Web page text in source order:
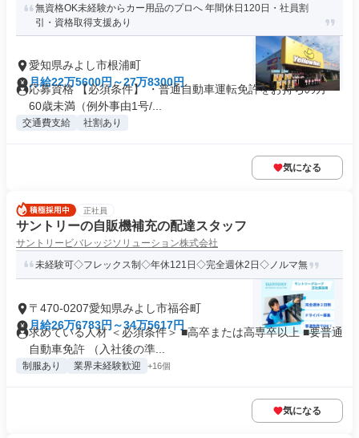
無資格OK未経験からカー用品のプロへ 年間休日120日・社員割
引・資格取得支援あり
愛知県みよし市根浦町
月給22万5600円～27万8300円
応募資格 【必須条件】 ・普通自動車運転免許をお持ちの方 ・
60歳未満（例外事由1号/...
交通費支給 社割あり
気になる
正社員
サントリーの自販機補充の配達スタッフ
サントリービバレッジソリューション株式会社
未経験可◇フレックス制◇年休121日◇完全週休2日◇ノルマ無
〒470-0207愛知県みよし市福谷町
月給26万6783円～34万5617円
求めている人材 ＜必須条件＞ ■高卒または高専卒以上 ■要普通
自動車免許 （入社後の準...
制服あり 業界未経験歓迎 +16個
気になる